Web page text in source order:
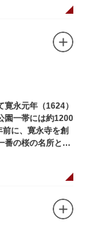
永元年（1624）
園一帯には約1200
に、寛永寺を創
番の桜の名所とし